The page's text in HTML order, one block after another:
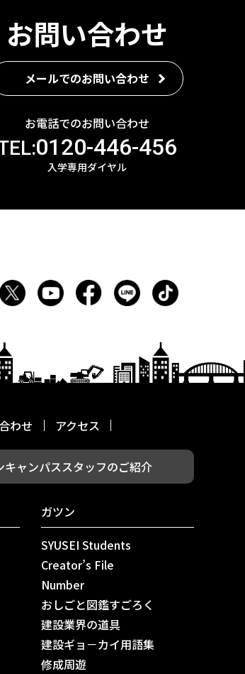
お問い合わせ
メールでのお問い合わせ
お電話でのお問い合わせ
0120-446-456
入学専用ダイヤル
わせ アクセス
キャンパススタッフのご紹介
ガツン
SYUSEI Students
Creator’s File
Number
おしごと図鑑すごろく
建設業界の道具
建設ギョ－カイ用語集
修成周遊